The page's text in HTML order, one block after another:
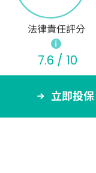
法律責任評分
7.6 / 10
立即投保